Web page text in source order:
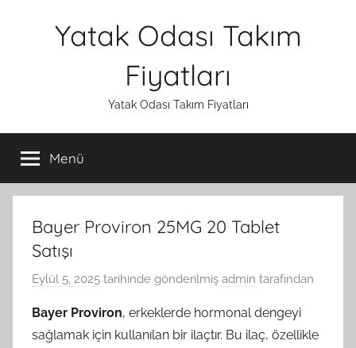
Yatak Odası Takım
Fiyatları
Yatak Odası Takım Fiyatları
Menü
Bayer Proviron 25MG 20 Tablet
Satışı
Eylül 5, 2025 tarihinde gönderilmiş admin tarafından
Bayer Proviron, erkeklerde hormonal dengeyi
sağlamak için kullanılan bir ilaçtır. Bu ilaç, özellikle